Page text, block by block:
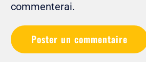
commenterai.